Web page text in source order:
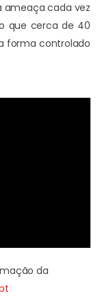
ameaça cada vez
que cerca de 40
forma controlado
da